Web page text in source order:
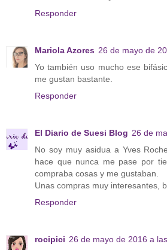
Responder
Mariola Azores 26 de mayo de
Yo también uso mucho ese
me gustan bastante.
Responder
El Diario de Suesi Blog 26 de
No soy muy asidua a Yves
hace que nunca me pase por
compraba cosas y me gustaban.
Unas compras muy interesantes,
Responder
rocipici 26 de mayo de 2016 a